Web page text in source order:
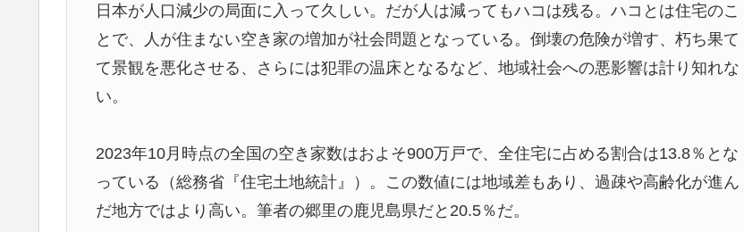
▶ 海外「誰か助けて！日本で不思議な瓶に入った飲み物を貰ったんだけど、これってどうやって開ける
んだ！？」【海外の反応】
▶ 日本人「世界のみんなは普段からタコを食べてるの？」
同じようなことをやってるよな」「中国に関する情報はマジで両極端なものしかない」
【激震】韓国人「韓国サッカー協会、W杯・五輪で複数回の性接待を行い審判を買収していたことが
発覚…（ﾌﾞﾙﾌﾞﾙ」＝韓国の反応
日本が人口減少の局面に入って久しい。だが人は減ってもハコは残る。ハコとは住宅のこ
とで、人が住まない空き家の増加が社会問題となっている。倒壊の危険が増す、朽ち果て
て景観を悪化させる、さらには犯罪の温床となるなど、地域社会への悪影響は計り知れな
い。
2023年10月時点の全国の空き家数はおよそ900万戸で、全住宅に占める割合は13.8％とな
っている（総務省『住宅土地統計』）。この数値には地域差もあり、過疎や高齢化が進ん
だ地方ではより高い。筆者の郷里の鹿児島県だと20.5％だ。